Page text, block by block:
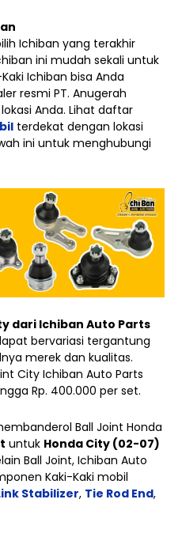
Ichiban yang terakhir
ini mudah sekali untuk
Ichiban bisa Anda
resmi PT. Anugerah
Anda. Lihat daftar
terdekat dengan lokasi
ini untuk menghubungi
dari Ichiban Auto Parts
bervariasi tergantung
merek dan kualitas.
City Ichiban Auto Parts
Rp. 400.000 per set.
Ball Joint Honda
untuk Honda City (02-07)
Ball Joint, Ichiban Auto
Kaki-Kaki mobil
Stabilizer, Tie Rod End,